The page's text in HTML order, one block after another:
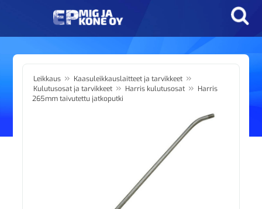
Leikkaus » Kaasuleikkauslaitteet ja tarvikkeet »
Kulutusosat ja tarvikkeet » Harris kulutusosat » Harris
265mm taivutettu jatkoputki